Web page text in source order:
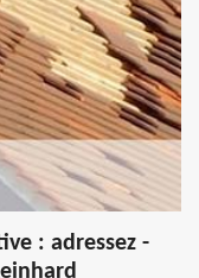
: adressez -